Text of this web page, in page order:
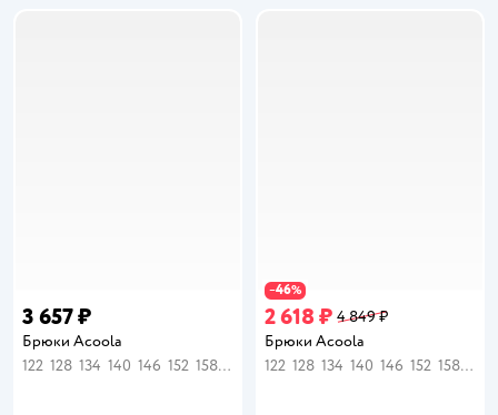
3 657 ₽
Брюки Acoola
122 128 134 140 146 152 158 164
−46%
2 618 ₽ 4 849 ₽
Брюки Acoola
122 128 134 140 146 152 158 164